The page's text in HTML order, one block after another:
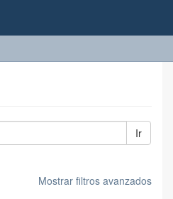
Ir
Mostrar filtros avanzados